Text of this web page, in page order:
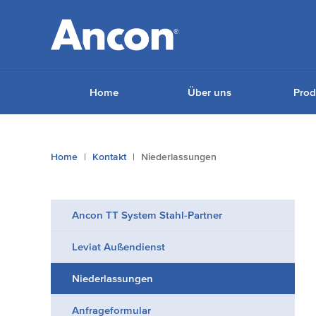
Home Über uns
You
Home Kontakt Niederlassungen
Ancon TT System Stahl-Partner
Leviat Außendienst
Niederlassungen
Anfrageformular